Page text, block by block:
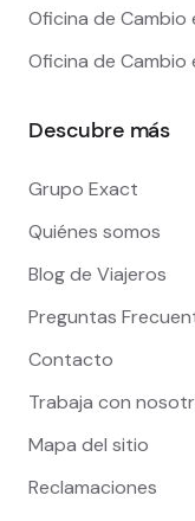
Oficina de Cambio
Oficina de Cambio
Descubre más
Grupo Exact
Quiénes somos
Blog de Viajeros
Preguntas
Contacto
Trabaja con
Mapa del sitio
Reclamaciones